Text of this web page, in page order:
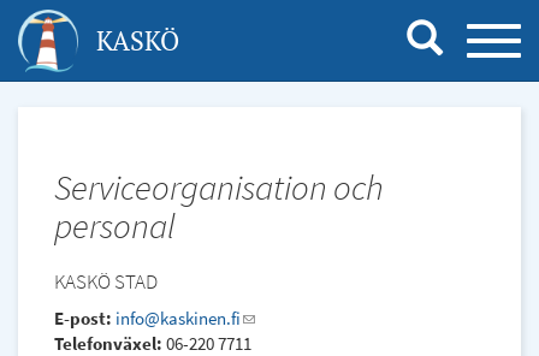
Hoppa
till
huvudinnehåll
KASKÖ
Serviceorganisation och
personal
KASKÖ STAD
E-post: info@kaskinen.fi(link
sends
Telefonväxel: 06-220 7711